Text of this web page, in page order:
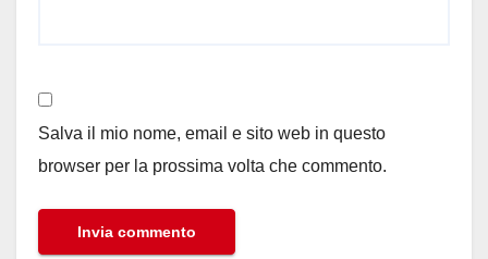
Salva il mio nome, email e sito web in questo
browser per la prossima volta che commento.